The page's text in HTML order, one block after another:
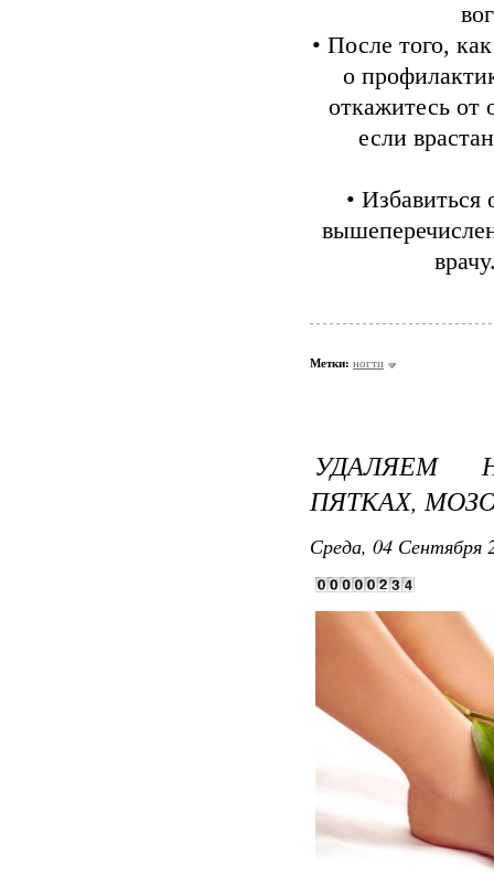
• После того,
о
откажитесь от
если
• Избавиться
Метки: ногти
УДАЛЯЕМ
ПЯТКАХ,
Среда, 04 Сентября